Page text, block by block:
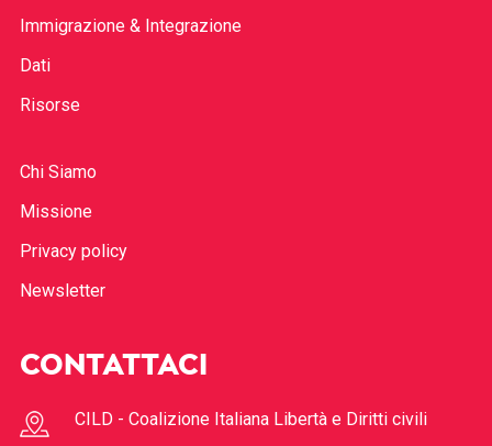
Immigrazione & Integrazione
Dati
Risorse
Chi Siamo
Missione
Privacy policy
Newsletter
CONTATTACI
CILD - Coalizione Italiana Libertà e Diritti civili